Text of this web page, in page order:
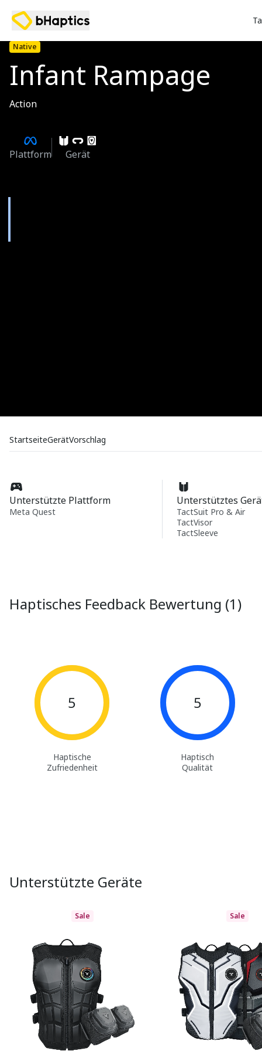
Native
Infant Rampage
Action
Plattform Gerät
StartseiteGerätVorschlag
Unterstützte Plattform
Meta Quest
Unterstütztes
TactSuit Pro & Air
TactVisor
TactSleeve
Haptisches Feedback Bewertung (1)
5
Haptische
Zufriedenheit
5
Haptisch
Qualität
Unterstützte Geräte
Sale Sale